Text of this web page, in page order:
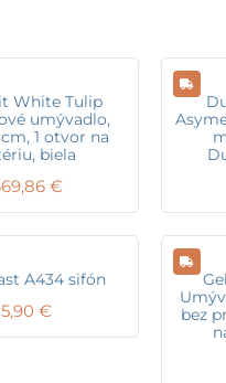
White Tulip
umývadlo,
1 otvor na
biela
€
A434 sifón
5,90 €
bez